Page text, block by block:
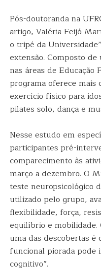
Pós-doutoranda na
artigo, Valéria Feijó
o tripé da
extensão. Composto
nas áreas de Educação
programa oferece mais
exercício físico para
pilates solo, dança e
Nesse estudo em
participantes pré-
comparecimento às
março a dezembro. O
teste neuropsicológico
utilizado pelo grupo,
flexibilidade, força,
equilíbrio e mobilidade.
uma das descobertas é
funcional piorada pode
cognitivo”.